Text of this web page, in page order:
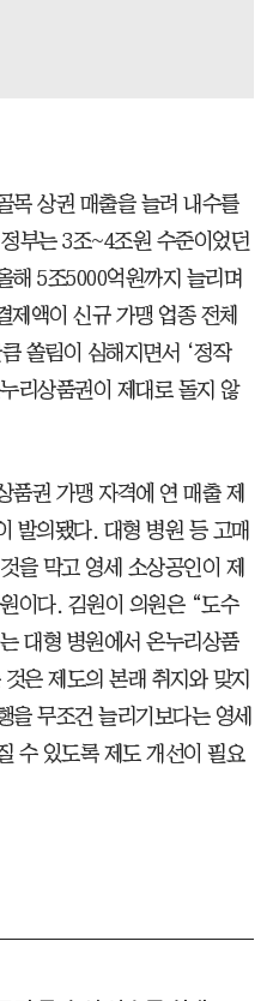
목 상권 매출을 늘려 내수를
부는 3조~4조원 수준이었던
해 5조5000억원까지 늘리며
액이 신규 가맹 업종 전체
쏠림이 심해지면서 ‘정작
리상품권이 제대로 돌지 않
품권 가맹 자격에 연 매출 제
발의됐다. 대형 병원 등 고매
을 막고 영세 소상공인이 제
이다. 김원이 의원은 “도수
대형 병원에서 온누리상품
은 제도의 본래 취지와 맞지
무조건 늘리기보다는 영세
수 있도록 제도 개선이 필요